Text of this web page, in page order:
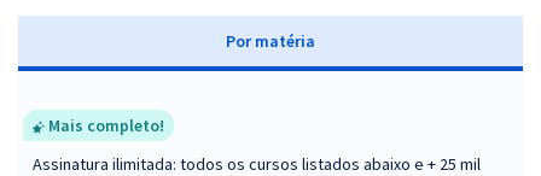
Por matéria
Mais completo!
Assinatura ilimitada: todos os cursos listados abaixo e + 25 mil